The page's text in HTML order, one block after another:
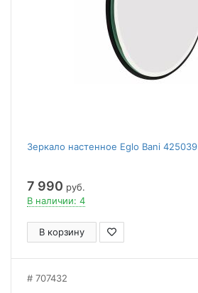
Зеркало настенное Eglo Bani 425039
7 990 руб.
В наличии: 4
В корзину
707432